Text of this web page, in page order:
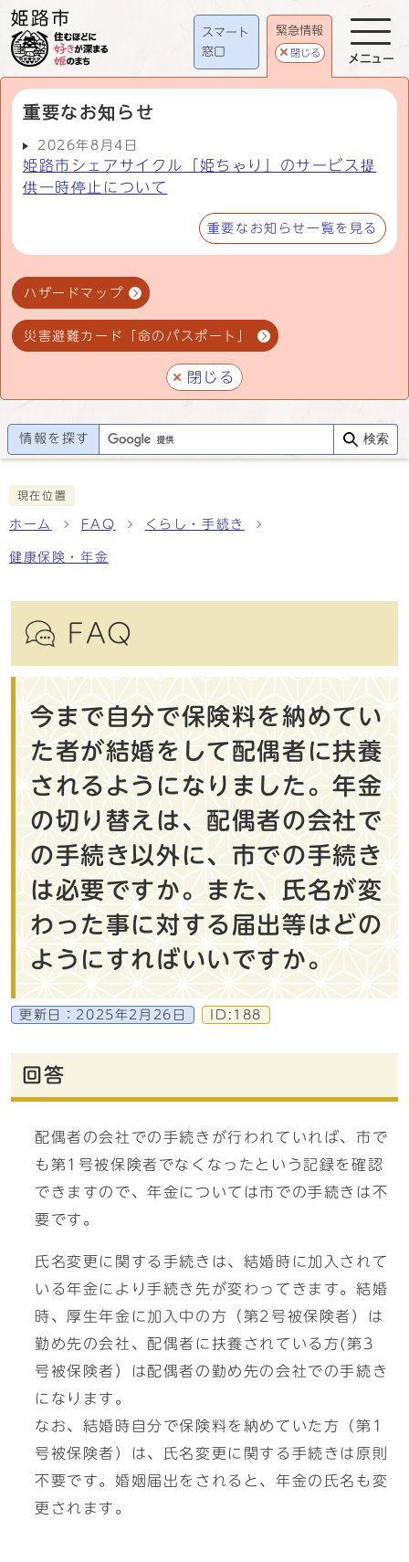
スマート
窓口
緊急情報
閉じる
重要なお知らせ
2026年8月4日
姫路市シェアサイクル「姫ちゃり」のサービス提
供一時停止について
重要なお知らせ一覧を見る
ハザードマップ
災害避難カード「命のパスポート」
閉じる
メニュー
情報を探す 検索
現在位置
ホーム FAQ くらし・手続き
健康保険・年金
FAQ
今まで自分で保険料を納めてい
た者が結婚をして配偶者に扶養
されるようになりました。年金
の切り替えは、配偶者の会社で
の手続き以外に、市での手続き
は必要ですか。また、氏名が変
わった事に対する届出等はどの
ようにすればいいですか。
更新日： 2025年2月26日 ID:188
回答
配偶者の会社での手続きが行われていれば、市で
も第1号被保険者でなくなったという記録を確認
できますので、年金については市での手続きは不
要です。
氏名変更に関する手続きは、結婚時に加入されて
いる年金により手続き先が変わってきます。結婚
時、厚生年金に加入中の方（第2号被保険者）は
勤め先の会社、配偶者に扶養されている方(第3
号被保険者）は配偶者の勤め先の会社での手続き
になります。
なお、結婚時自分で保険料を納めていた方（第1
号被保険者）は、氏名変更に関する手続きは原則
不要です。婚姻届出をされると、年金の氏名も変
更されます。